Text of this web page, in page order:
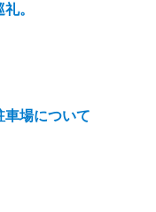
。
車場について